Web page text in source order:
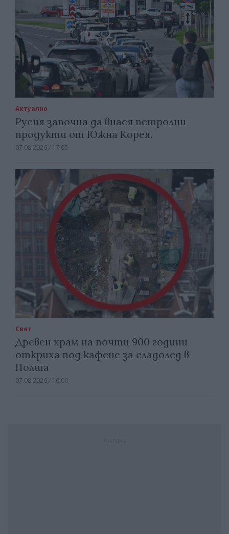
Актуално
Русия започна да внася петролни
продукти от Южна Корея.
07.08.2026 / 17:05
Свят
Древен храм на почти 900 години
откриха под кафене за сладолед в
Полша
07.08.2026 / 16:00